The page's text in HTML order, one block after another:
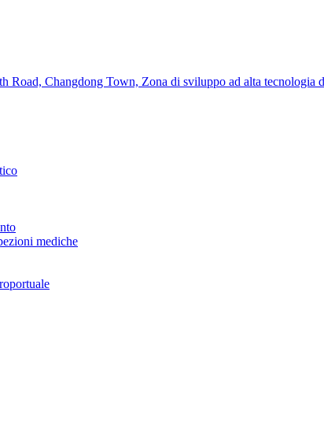
Road, Changdong Town, Zona di sviluppo ad alta tecnologia
mediche